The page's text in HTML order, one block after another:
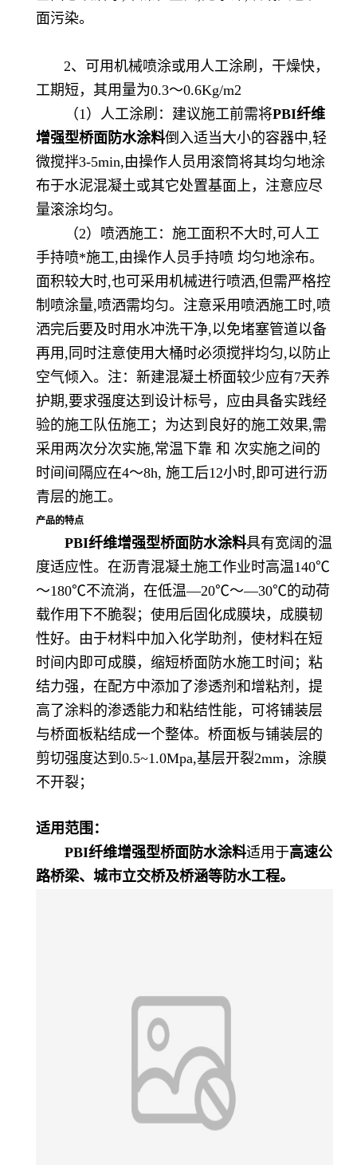
面污染。
2、可用机械喷涂或用人工涂刷，干燥快，
工期短，其用量为0.3～0.6Kg/m2
（1）人工涂刷：建议施工前需将PBI纤维
增强型桥面防水涂料倒入适当大小的容器中,轻
微搅拌3-5min,由操作人员用滚筒将其均匀地涂
布于水泥混凝土或其它处置基面上，注意应尽
量滚涂均匀。
（2）喷洒施工：施工面积不大时,可人工
手持喷*施工,由操作人员手持喷 均匀地涂布。
面积较大时,也可采用机械进行喷洒,但需严格控
制喷涂量,喷洒需均匀。注意采用喷洒施工时,喷
洒完后要及时用水冲洗干净,以免堵塞管道以备
再用,同时注意使用大桶时必须搅拌均匀,以防止
空气倾入。注：新建混凝土桥面较少应有7天养
护期,要求强度达到设计标号，应由具备实践经
验的施工队伍施工；为达到良好的施工效果,需
采用两次分次实施,常温下靠 和 次实施之间的
时间间隔应在4～8h, 施工后12小时,即可进行沥
青层的施工。
产品的特点
PBI纤维增强型桥面防水涂料具有宽阔的温
度适应性。在沥青混凝土施工作业时高温140℃
～180℃不流淌，在低温—20℃～—30℃的动荷
载作用下不脆裂；使用后固化成膜块，成膜韧
性好。由于材料中加入化学助剂，使材料在短
时间内即可成膜，缩短桥面防水施工时间；粘
结力强，在配方中添加了渗透剂和增粘剂，提
高了涂料的渗透能力和粘结性能，可将铺装层
与桥面板粘结成一个整体。桥面板与铺装层的
剪切强度达到0.5~1.0Mpa,基层开裂2mm，涂膜
不开裂；
适用范围：
PBI纤维增强型桥面防水涂料适用于高速公
路桥梁、城市立交桥及桥涵等防水工程。